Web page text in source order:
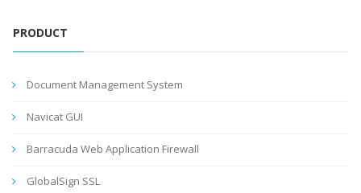
PRODUCT
Document Management System
Navicat GUI
Barracuda Web Application Firewall
GlobalSign SSL